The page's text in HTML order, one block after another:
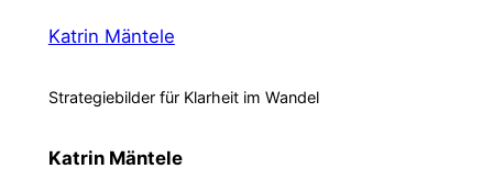
Katrin Mäntele
Strategiebilder für Klarheit im Wandel
Katrin Mäntele